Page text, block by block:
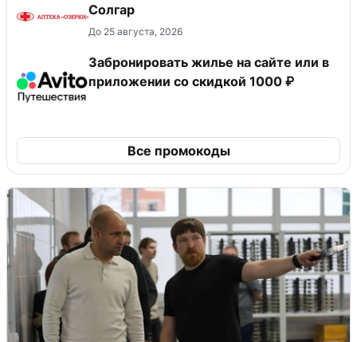
Солгар
До 25 августа, 2026
Забронировать жилье на сайте или в
приложении со скидкой 1000 ₽
Все промокоды